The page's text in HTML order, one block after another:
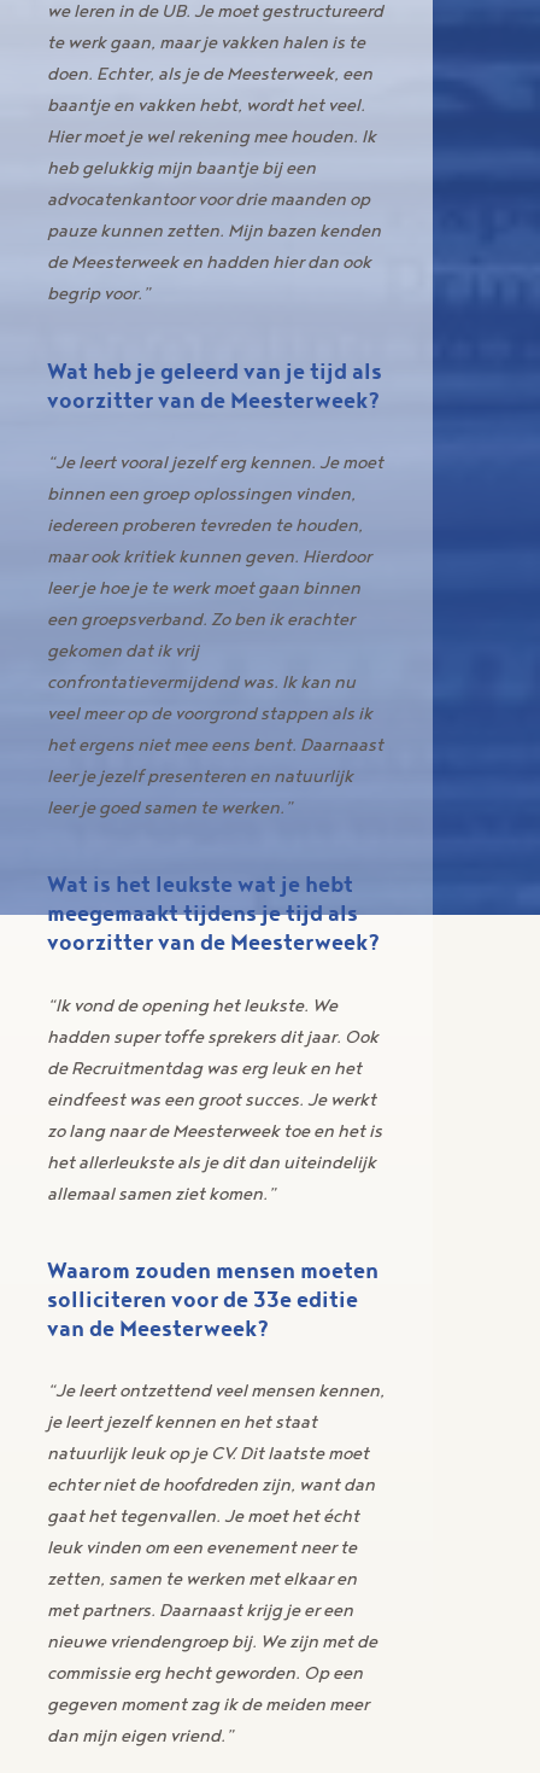
we leren in de UB. Je moet gestructureerd
te werk gaan, maar je vakken halen is te
doen. Echter, als je de Meesterweek, een
baantje en vakken hebt, wordt het veel.
Hier moet je wel rekening mee houden. Ik
heb gelukkig mijn baantje bij een
advocatenkantoor voor drie maanden op
pauze kunnen zetten. Mijn bazen kenden
de Meesterweek en hadden hier dan ook
begrip voor.”
Wat heb je geleerd van je tijd als
voorzitter van de Meesterweek?
“Je leert vooral jezelf erg kennen. Je moet
binnen een groep oplossingen vinden,
iedereen proberen tevreden te houden,
maar ook kritiek kunnen geven. Hierdoor
leer je hoe je te werk moet gaan binnen
een groepsverband. Zo ben ik erachter
gekomen dat ik vrij
confrontatievermijdend was. Ik kan nu
veel meer op de voorgrond stappen als ik
het ergens niet mee eens bent. Daarnaast
leer je jezelf presenteren en natuurlijk
leer je goed samen te werken.”
Wat is het leukste wat je hebt
meegemaakt tijdens je tijd als
voorzitter van de Meesterweek?
“Ik vond de opening het leukste. We
hadden super toffe sprekers dit jaar. Ook
de Recruitmentdag was erg leuk en het
eindfeest was een groot succes. Je werkt
zo lang naar de Meesterweek toe en het is
het allerleukste als je dit dan uiteindelijk
allemaal samen ziet komen.”
Waarom zouden mensen moeten
solliciteren voor de 33e editie
van de Meesterweek?
“Je leert ontzettend veel mensen kennen,
je leert jezelf kennen en het staat
natuurlijk leuk op je CV. Dit laatste moet
echter niet de hoofdreden zijn, want dan
gaat het tegenvallen. Je moet het écht
leuk vinden om een evenement neer te
zetten, samen te werken met elkaar en
met partners. Daarnaast krijg je er een
nieuwe vriendengroep bij. We zijn met de
commissie erg hecht geworden. Op een
gegeven moment zag ik de meiden meer
dan mijn eigen vriend.”